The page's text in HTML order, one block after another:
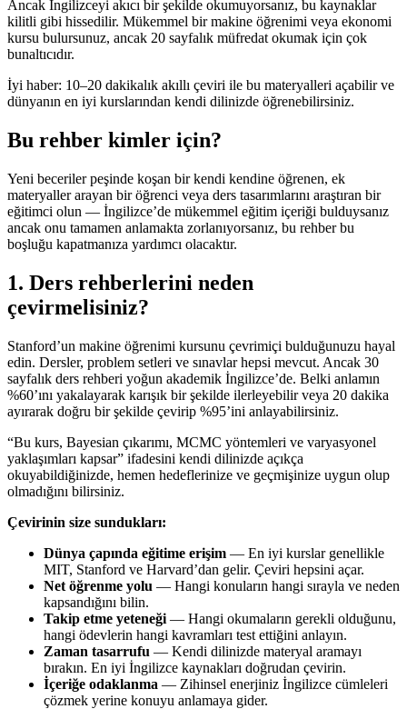
Ancak İngilizceyi akıcı bir şekilde okumuyorsanız, bu kaynaklar
kilitli gibi hissedilir. Mükemmel bir makine öğrenimi veya ekonomi
kursu bulursunuz, ancak 20 sayfalık müfredat okumak için çok
bunaltıcıdır.
İyi haber: 10–20 dakikalık akıllı çeviri ile bu materyalleri açabilir ve
dünyanın en iyi kurslarından kendi dilinizde öğrenebilirsiniz.
Bu rehber kimler için?
Yeni beceriler peşinde koşan bir kendi kendine öğrenen, ek
materyaller arayan bir öğrenci veya ders tasarımlarını araştıran bir
eğitimci olun — İngilizce’de mükemmel eğitim içeriği bulduysanız
ancak onu tamamen anlamakta zorlanıyorsanız, bu rehber bu
boşluğu kapatmanıza yardımcı olacaktır.
1. Ders rehberlerini neden
çevirmelisiniz?
Stanford’un makine öğrenimi kursunu çevrimiçi bulduğunuzu hayal
edin. Dersler, problem setleri ve sınavlar hepsi mevcut. Ancak 30
sayfalık ders rehberi yoğun akademik İngilizce’de. Belki anlamın
%60’ını yakalayarak karışık bir şekilde ilerleyebilir veya 20 dakika
ayırarak doğru bir şekilde çevirip %95’ini anlayabilirsiniz.
“Bu kurs, Bayesian çıkarımı, MCMC yöntemleri ve varyasyonel
yaklaşımları kapsar” ifadesini kendi dilinizde açıkça
okuyabildiğinizde, hemen hedeflerinize ve geçmişinize uygun olup
olmadığını bilirsiniz.
Çevirinin size sundukları:
Dünya çapında eğitime erişim — En iyi kurslar genellikle
MIT, Stanford ve Harvard’dan gelir. Çeviri hepsini açar.
Net öğrenme yolu — Hangi konuların hangi sırayla ve neden
kapsandığını bilin.
Takip etme yeteneği — Hangi okumaların gerekli olduğunu,
hangi ödevlerin hangi kavramları test ettiğini anlayın.
Zaman tasarrufu — Kendi dilinizde materyal aramayı
bırakın. En iyi İngilizce kaynakları doğrudan çevirin.
İçeriğe odaklanma — Zihinsel enerjiniz İngilizce cümleleri
çözmek yerine konuyu anlamaya gider.